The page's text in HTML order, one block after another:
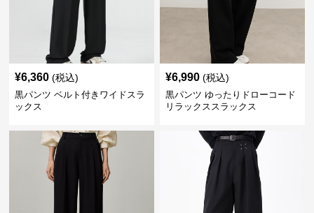
¥6,360 (税込)
黒パンツ ベルト付きワイドスラ
ックス
¥6,990 (税込)
黒パンツ ゆったりドローコード
リラックススラックス